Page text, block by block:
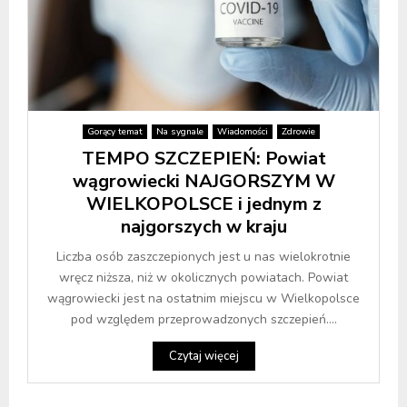
Gorący temat Na sygnale Wiadomości Zdrowie
TEMPO SZCZEPIEŃ: Powiat
wągrowiecki NAJGORSZYM W
WIELKOPOLSCE i jednym z
najgorszych w kraju
Liczba osób zaszczepionych jest u nas wielokrotnie
wręcz niższa, niż w okolicznych powiatach. Powiat
wągrowiecki jest na ostatnim miejscu w Wielkopolsce
pod względem przeprowadzonych szczepień....
Czytaj więcej